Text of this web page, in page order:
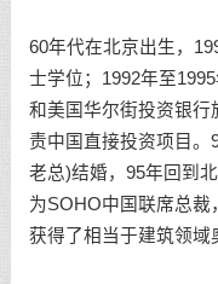
60年代在北京出生，
士学位；1992年至
和美国华尔街投资银行
责中国直接投资项目。
老总)结婚，95年回到
为SOHO中国联席总裁
获得了相当于建筑领域